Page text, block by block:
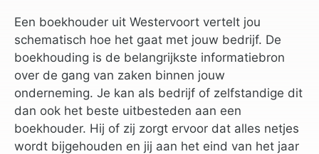
Een boekhouder uit Westervoort vertelt jou
schematisch hoe het gaat met jouw bedrijf. De
boekhouding is de belangrijkste informatiebron
over de gang van zaken binnen jouw
onderneming. Je kan als bedrijf of zelfstandige dit
dan ook het beste uitbesteden aan een
boekhouder. Hij of zij zorgt ervoor dat alles netjes
wordt bijgehouden en jij aan het eind van het jaar